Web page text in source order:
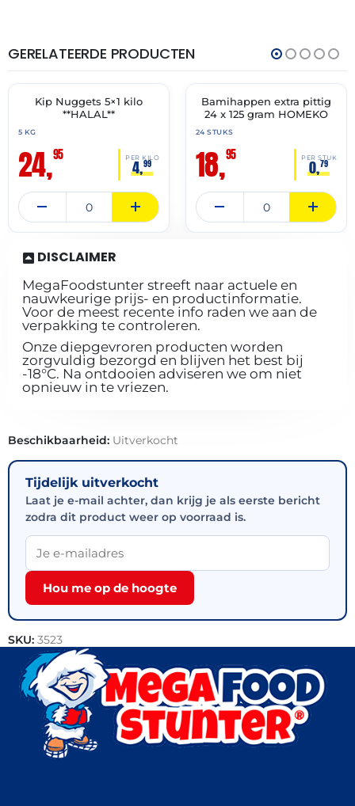
GERELATEERDE PRODUCTEN
✓ VAST ASSORTIMENT
THT:
16-
Kip Nuggets 5×1 kilo
**HALAL**
5 KG
24,95 PER KILO
4,99
✓ VAST ASSORTIMENT
Bamihappen extra pittig
24 x 125 gram HOMEKO
24 STUKS
18,95 PER STUK
0,79
DISCLAIMER
MegaFoodstunter streeft naar actuele en
nauwkeurige prijs- en productinformatie.
Voor de meest recente info raden we aan de
verpakking te controleren.
Onze diepgevroren producten worden
zorgvuldig bezorgd en blijven het best bij
-18°C. Na ontdooien adviseren we om niet
opnieuw in te vriezen.
Beschikbaarheid: Uitverkocht
Tijdelijk uitverkocht
Laat je e-mail achter, dan krijg je als eerste bericht
zodra dit product weer op voorraad is.
Hou me op de hoogte
SKU: 3523
Categorieën:Snacks